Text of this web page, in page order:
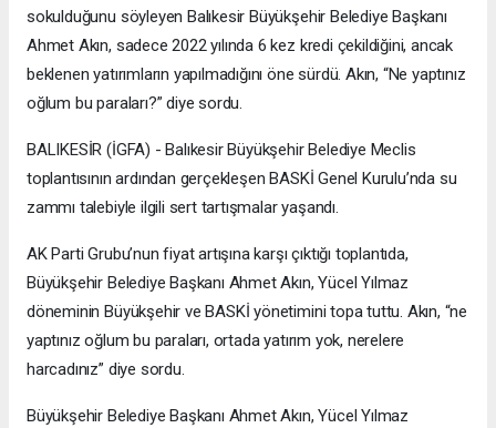
sokulduğunu söyleyen Balıkesir Büyükşehir Belediye Başkanı
Ahmet Akın, sadece 2022 yılında 6 kez kredi çekildiğini, ancak
beklenen yatırımların yapılmadığını öne sürdü. Akın, “Ne yaptınız
oğlum bu paraları?” diye sordu.
BALIKESİR (İGFA) - Balıkesir Büyükşehir Belediye Meclis
toplantısının ardından gerçekleşen BASKİ Genel Kurulu’nda su
zammı talebiyle ilgili sert tartışmalar yaşandı.
AK Parti Grubu’nun fiyat artışına karşı çıktığı toplantıda,
Büyükşehir Belediye Başkanı Ahmet Akın, Yücel Yılmaz
döneminin Büyükşehir ve BASKİ yönetimini topa tuttu. Akın, “ne
yaptınız oğlum bu paraları, ortada yatırım yok, nerelere
harcadınız” diye sordu.
Büyükşehir Belediye Başkanı Ahmet Akın, Yücel Yılmaz